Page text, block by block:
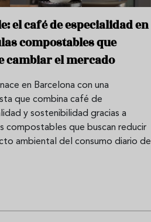
P
r
T
r
a
n
el café de especialidad en
compostables que
cambiar el mercado
en Barcelona con una
que combina café de
y sostenibilidad gracias a
compostables que buscan reducir
ambiental del consumo diario de